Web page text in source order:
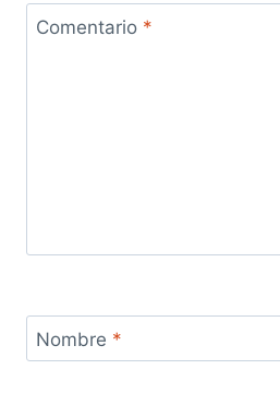
Comentario *
Nombre *